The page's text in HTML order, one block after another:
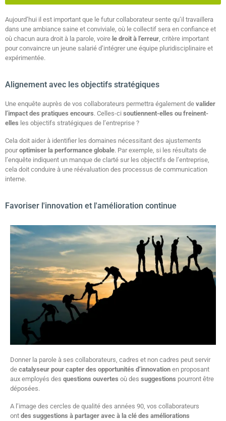
Aujourd’hui il est important que le futur collaborateur sente qu’il travaillera
dans une ambiance saine et conviviale, où le collectif sera en confiance et
où chacun aura droit à la parole, voire le droit à l’erreur, critère important
pour convaincre un jeune salarié d’intégrer une équipe pluridisciplinaire et
expérimentée.
Alignement avec les objectifs stratégiques
Une enquête auprès de vos collaborateurs permettra également de valider
l’impact des pratiques encours. Celles-ci soutiennent-elles ou freinent-
elles les objectifs stratégiques de l’entreprise ?
Cela doit aider à identifier les domaines nécessitant des ajustements
pouroptimiser la performance globale. Par exemple, si les résultats de
l’enquête indiquent un manque de clarté sur les objectifs de l’entreprise,
cela doit conduire à une réévaluation des processus de communication
interne.
Favoriser l'innovation et l'amélioration continue
Donner la parole à ses collaborateurs, cadres et non cadres peut servir
de catalyseur pour capter des opportunités d’innovation en proposant
aux employés des questions ouvertes où des suggestions pourront être
déposées.
A l’image des cercles de qualité des années 90, vos collaborateurs
ont des suggestions à partager avec à la clé des améliorations